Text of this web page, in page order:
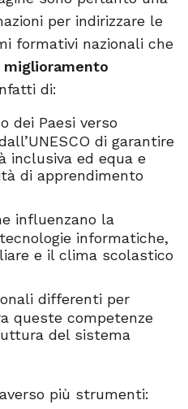
per indirizzare le
formativi nazionali che
miglioramento
di:
dei Paesi verso
di garantire
inclusiva ed equa e
di apprendimento
influenzano la
informatiche,
e il clima scolastico
differenti per
queste competenze
del sistema
più strumenti: